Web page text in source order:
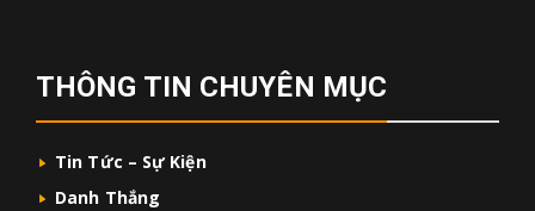
THÔNG TIN CHUYÊN MỤC
Tin Tức – Sự Kiện
Danh Thắng